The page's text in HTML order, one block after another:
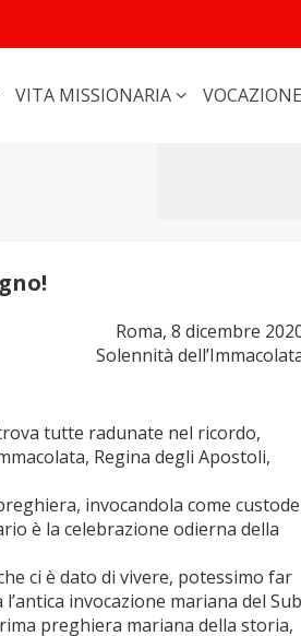
VITA MISSIONARIA VOCAZIONE
Roma, 8 dicembre
Solennità
tutte radunate nel ricordo,
Regina degli Apostoli,
invocandola come custode
è la celebrazione odierna della
ci è dato di vivere, potessimo far
invocazione mariana del Sub
preghiera mariana della storia,